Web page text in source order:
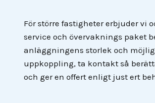
För större fastigheter erbjuder vi
service och övervaknings paket
anläggningens storlek och
uppkoppling, ta kontakt så
och ger en offert enligt just ert